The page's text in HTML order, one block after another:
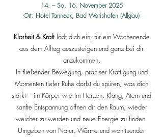
14. – So, 16. November 2025
Ort: Hotel Tanneck, Bad Wörishofen (Allgäu)
Klarheit & Kraft lädt dich ein, für ein Wochenende
aus dem Alltag auszusteigen und ganz bei dir
anzukommen.
In fließender Bewegung, präziser Kräftigung und
Momenten tiefer Ruhe darfst du spüren, was dich
stärkt – im Körper wie im Herzen. Klang, Atem und
sanfte Entspannung öffnen dir den Raum, wieder
weicher zu werden und neue Energie zu finden.
Umgeben von Natur, Wärme und wohltuender